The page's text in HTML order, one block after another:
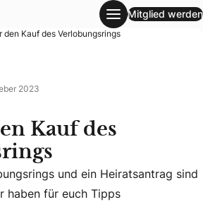
Verlobungsrings
Mitglied werden
den Kauf des Verlobungsrings
2023
Kauf des
und ein Heiratsantrag
und ein Heiratsantrag sind
haben für euch Tipps